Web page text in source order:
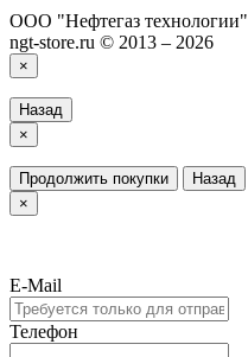
ООО "Нефтегаз технологии"
ngt-store.ru © 2013 – 2026
×
Назад
×
Продолжить покупки
Назад
×
E-Mail
Телефон